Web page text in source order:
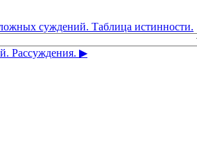
суждений. Таблица истинности.
Рассуждения. ▶︎